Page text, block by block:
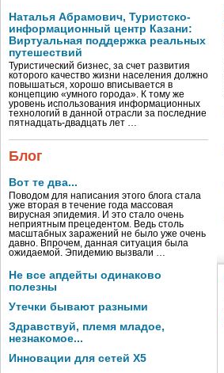
Наталья Абрамович, Туристско-
информационный центр Казани:
Виртуальная поддержка реальных
путешествий
Туристический бизнес, за счет развития
которого качество жизни населения должно
повышаться, хорошо вписывается в
концепцию «умного города». К тому же
уровень использования информационных
технологий в данной отрасли за последние
пятнадцать-двадцать лет …
Блог
Вот те два...
Поводом для написания этого блога стала
уже вторая в течение года массовая
вирусная эпидемия. И это стало очень
неприятным прецедентом. Ведь столь
масштабных заражений не было уже очень
давно. Впрочем, данная ситуация была
ожидаемой. Эпидемию вызвали …
Не все апдейты одинаково
полезны
Утечки бывают разными
Здравствуй, племя младое,
незнакомое...
Инновации для сетей X5